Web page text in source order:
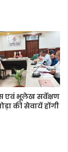
एवं भूलेख सर्वेक्षण
की सेवायें होंगी